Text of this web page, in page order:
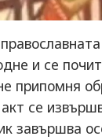
и се
припомня
се
завършва